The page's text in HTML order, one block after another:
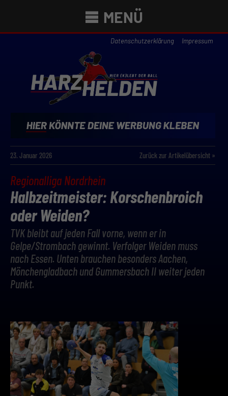
MENÜ
Datenschutzerklärung Impressum
23. Januar 2026 Zurück zur Artikelübersicht »
Regionalliga Nordrhein
Halbzeitmeister: Korschenbroich
oder Weiden?
TVK bleibt auf jeden Fall vorne, wenn er in
Gelpe/Strombach gewinnt. Verfolger Weiden muss
nach Essen. Unten brauchen besonders Aachen,
Mönchengladbach und Gummersbach II weiter jeden
Punkt.